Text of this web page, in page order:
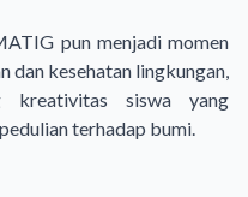
pun menjadi momen
dan kesehatan lingkungan,
kreativitas siswa yang
terhadap bumi.